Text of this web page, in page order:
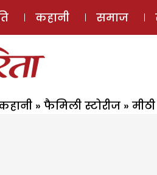
कहानी समाज
» फैमिली स्टोरीज »